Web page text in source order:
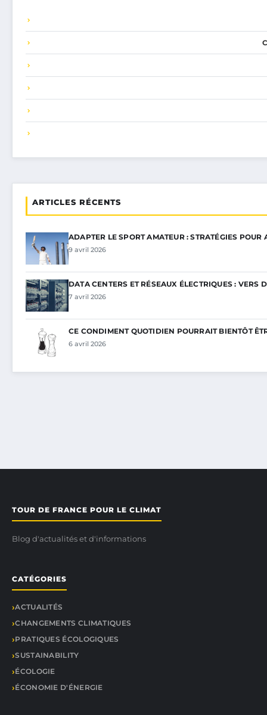
ARTICLES RÉCENTS
ADAPTER LE SPORT AMATEUR : STRATÉGIES POUR
9 avril 2026
DATA CENTERS ET RÉSEAUX ÉLECTRIQUES : VERS
7 avril 2026
CE CONDIMENT QUOTIDIEN POURRAIT BIENTÔT
6 avril 2026
TOUR DE FRANCE POUR LE CLIMAT
Blog d'actualités et d'informations
CATÉGORIES
ACTUALITÉS
CHANGEMENTS CLIMATIQUES
PRATIQUES ÉCOLOGIQUES
SUSTAINABILITY
ÉCOLOGIE
ÉCONOMIE D'ÉNERGIE